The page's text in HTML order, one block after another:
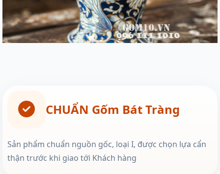
CHUẨN Gốm Bát Tràng
Sản phẩm chuẩn nguồn gốc, loại I, được chọn lựa cẩn
thận trước khi giao tới Khách hàng